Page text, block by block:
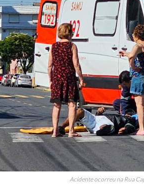
Acidente ocorreu na Rua